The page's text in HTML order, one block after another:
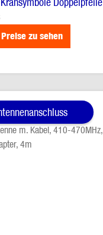
Preise zu sehen